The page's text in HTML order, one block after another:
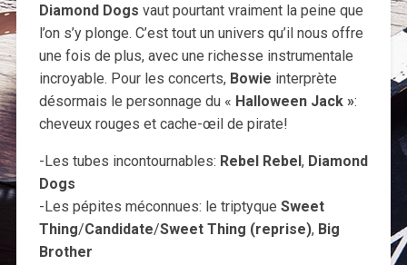
Diamond Dogs vaut pourtant vraiment la peine que
l’on s’y plonge. C’est tout un univers qu’il nous offre
une fois de plus, avec une richesse instrumentale
incroyable. Pour les concerts, Bowie interprète
désormais le personnage du « Halloween Jack »:
cheveux rouges et cache-œil de pirate!
-Les tubes incontournables: Rebel Rebel, Diamond
Dogs
-Les pépites méconnues: le triptyque Sweet
Thing/Candidate/Sweet Thing (reprise), Big
Brother